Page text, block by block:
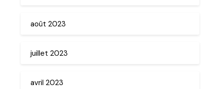
août 2023
juillet 2023
avril 2023